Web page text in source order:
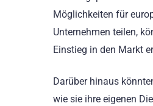
Möglichkeiten für
Unternehmen teilen,
Einstieg in den Markt
Darüber hinaus
wie sie ihre eigenen